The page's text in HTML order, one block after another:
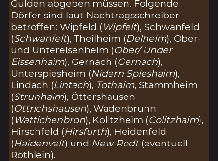
Gulden abgeben müssen. Folgende
Dörfer sind laut Nachtragsschreiber
betroffen: Wipfeld (Wipfelt), Schwanfeld
(Schwanfelt), Theilheim (Delheim), Ober-
und Untereisenheim (Ober/ Under
Eissenhaim), Gernach (Gernach),
Unterspiesheim (Nidern Spieshaim),
Lindach (Lintach), Tothaim, Stammheim
(Strunhaim), Öttershausen
(Ottrichshausen), Wadenbrunn
(Wattichenbron), Kolitzheim (Colitzhaim),
Hirschfeld (Hirsfurth), Heidenfeld
(Haidenvelt) und New Rodt(eventuell
Röthlein).